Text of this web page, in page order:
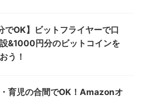
でOK】ビットフライヤーで口
&1000円分のビットコインを
う！
育児の合間でOK！Amazonオ